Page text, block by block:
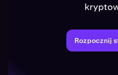
Rozpocznij